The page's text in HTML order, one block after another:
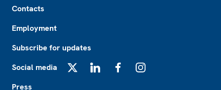
Contacts
Employment
Subscribe for updates
Social media
Press